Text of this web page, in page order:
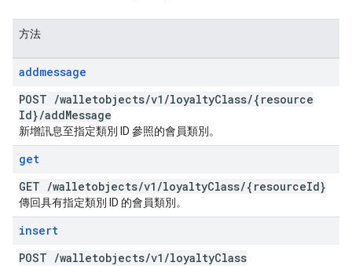
方法
addmessage
POST /walletobjects/v1 /loyaltyClass/{resource
Id}/addMessage
新增訊息至指定類別 ID 參照的會員類別。
get
GET /walletobjects/v1 /loyaltyClass/{resourceId}
傳回具有指定類別 ID 的會員類別。
insert
POST /walletobjects/v1 /loyaltyClass